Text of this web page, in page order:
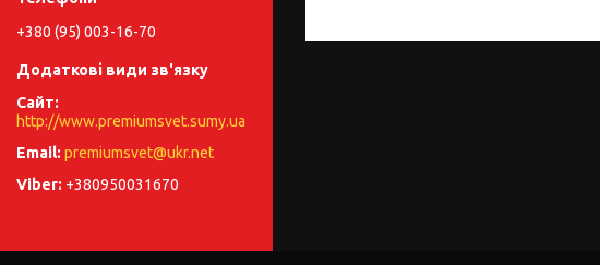
+380 (95) 003-16-70
http://www.premiumsvet.sumy.ua
premiumsvet@ukr.net
+380950031670